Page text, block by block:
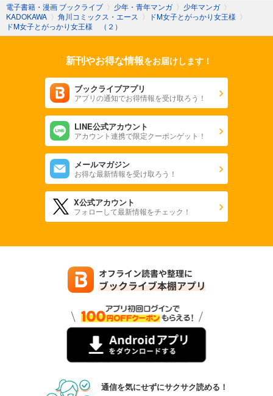
電子書籍・漫画 ブックライブ 〉 少年・青年マンガ 〉 少年マンガ 〉
KADOKAWA 〉 角川コミックス・エース 〉 ドM女子とがっかり女王様 〉
ドM女子とがっかり女王様 （２）
新刊やお得な情報をお届けします！
ブックライブアプリ
アプリの通知でお得情報を受け取ろう！
LINE公式アカウント
アカウント連携で限定クーポンゲット！
メールマガジン
お得な最新情報を受け取ろう！
X公式アカウント
フォローして最新情報をチェック！
通信を気にせずにサクサク読める！